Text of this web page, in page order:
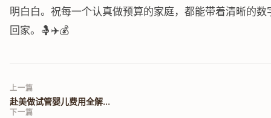
明白白。祝每一个认真做预算的家庭，都能带着清晰的数
回家。🤱✈️💰
上一篇
赴美做试管婴儿费用全解...
下一篇